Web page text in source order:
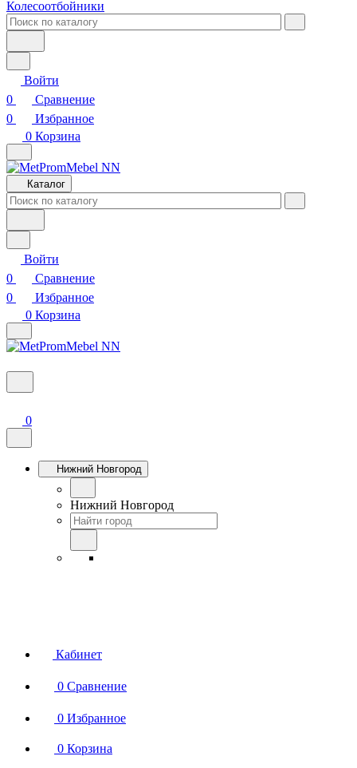
Колесоотбойники
Войти
0
Сравнение
0
Избранное
0 Корзина
Каталог
Войти
0
Сравнение
0
Избранное
0 Корзина
0
Нижний Новгород
Нижний Новгород
Кабинет
0 Сравнение
0 Избранное
0 Корзина